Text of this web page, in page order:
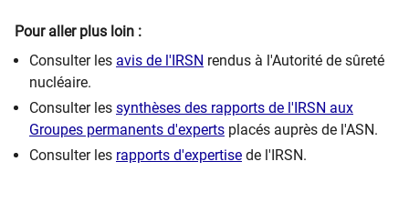
Pour aller plus loin :
Consulter les avis de l'IRSN rendus à l'Autorité de sûreté
nucléaire.
Consulter les synthèses des rapports de l'IRSN aux
Groupes permanents d'experts placés auprès de l'ASN.
Consulter les rapports d'expertise de l'IRSN.